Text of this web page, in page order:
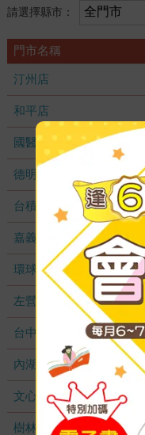
請選擇縣市：
門市名稱
汀州店
和平店
國醫加盟店
德明加盟店
台積店
嘉義耐斯店
環球店
左營店
台中秀泰店
內湖大潤發
文心店
樹林店